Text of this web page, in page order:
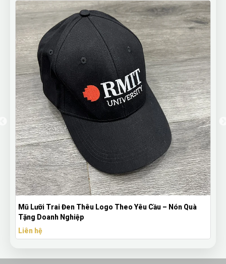
Mũ Lưỡi Trai Đen Thêu Logo Theo Yêu Cầu – Nón Quà
Tặng Doanh Nghiệp
Liên hệ